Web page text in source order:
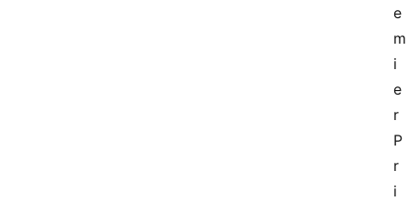
e
m
i
e
r
P
r
i